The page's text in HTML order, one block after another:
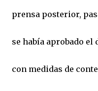
prensa posterior,
se había aprobado el
con medidas de